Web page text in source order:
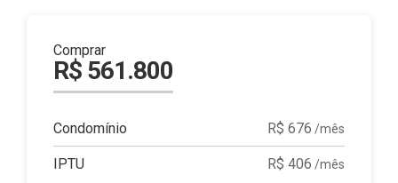
Comprar
R$ 561.800
Condomínio R$ 676 /mês
IPTU R$ 406 /mês